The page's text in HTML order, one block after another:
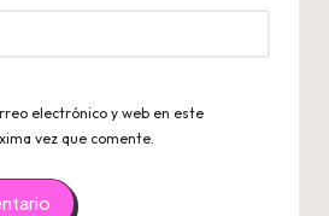
electrónico y web en este
vez que comente.